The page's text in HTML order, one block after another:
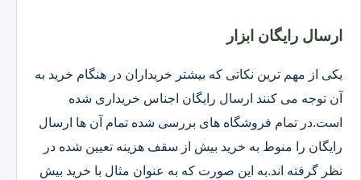
ارسال رایگان ابزار
یکی از مهم ترین نکاتی که بیشتر خریداران در هنگام خرید به
آن توجه می کنند ارسال رایگان اجناس خریداری شده
است.در تمام فروشگاه های بررسی شده تمام آن ها ارسال
رایگان را منوط به خرید بیش از سقف هزینه تعیین شده در
نظر گرفته اند.به این صورت که به عنوان مثال با خرید بیش